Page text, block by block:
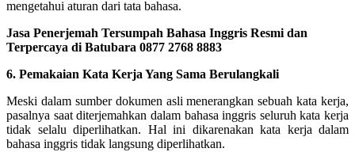
mengetahui aturan dari tata bahasa.
Jasa Penerjemah Tersumpah Bahasa Inggris Resmi dan
Terpercaya di Batubara 0877 2768 8883
6. Pemakaian Kata Kerja Yang Sama Berulangkali
Meski dalam sumber dokumen asli menerangkan sebuah kata kerja,
pasalnya saat diterjemahkan dalam bahasa inggris seluruh kata kerja
tidak selalu diperlihatkan. Hal ini dikarenakan kata kerja dalam
bahasa inggris tidak langsung diperlihatkan.